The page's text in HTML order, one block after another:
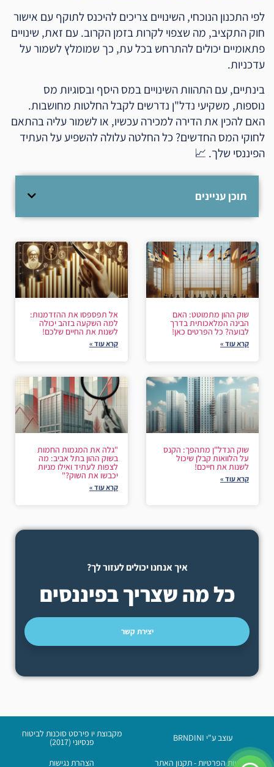
לפי התכנון הנוכחי, השינויים צריכים להיכנס לתוקף עם אישור
חוק התקציב, מה שצפוי לקרות בזמן הקרוב. עם זאת, שינויים
פתאומיים יכולים להתרחש בכל עת, כך שמומלץ לשמור על
עדכניות.
בינתיים, עם התהוות השינויים במס היסף ובסוגיות מס
נוספות, משקיעי נדל"ן נדרשים לקבל החלטות מחושבות.
האם להכין את הדירה למכירה עכשיו, או לשמור עליה בהתאם
לחוקי המס החדשים? כל החלטה עלולה להשפיע על העתיד
הפיננסי שלך. 📈
תוכן עניינים
שוק ההון מתמוטט: האם
הבינה המלאכותית בדרך
לבועה? כל הפרטים כאן!
קרא עוד »
אל תפספסו את ההזדמנות:
למה השקעה בזהב יכולה
לשנות את החיים שלכם!
קרא עוד »
שוק הנדל"ן מתהפך: הקנס
על הלוואות קבלן שיכול
לשנות את חייכם!
קרא עוד »
"גלה את המגמות החמות
בשוק ההון בתל אביב: מה
לצפות לעתיד ואילו מניות
יכבשו את השוק?"
קרא עוד »
איך אנחנו יכולים לעזור לך?
כל מה שצריך בפיננסים
יצירת קשר
עוצב ע"י BRNDINI מקבוצת יו פירסט סוכנות לביטוח
פנסיוני (2017)
מדיניות הפרטיות - תקנון האתר
הצהרת נגישות